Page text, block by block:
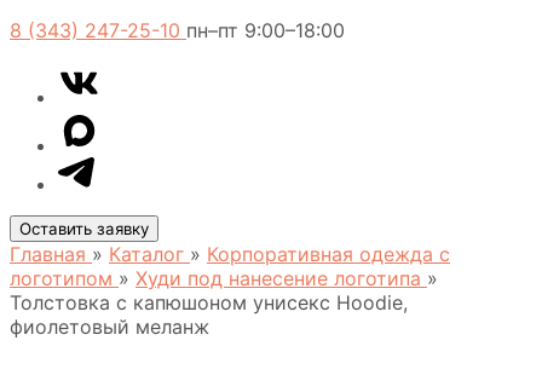
8 (343) 247-25-10 пн–пт 9:00–18:00
VK
Telegram
MAX
Оставить заявку
Главная » Каталог » Корпоративная одежда с
логотипом » Худи под нанесение логотипа »
Толстовка с капюшоном унисекс Hoodie,
фиолетовый меланж